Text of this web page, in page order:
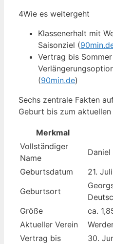
4Wie es weitergeht
Klassenerhalt mit
Saisonziel (
Vertrag bis
(90min.de)
Sechs zentrale Fakten
Geburt bis zum
Merkmal
Vollständiger
Name
Geburtsdatum
21.
Geburtsort
Größe
ca.
Aktueller Verein
Vertrag bis
30.